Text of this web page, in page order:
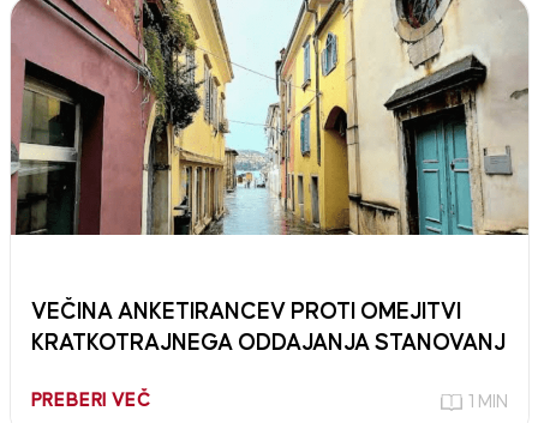
VEČINA ANKETIRANCEV PROTI OMEJITVI
KRATKOTRAJNEGA ODDAJANJA STANOVANJ
PREBERI VEČ 1 MIN